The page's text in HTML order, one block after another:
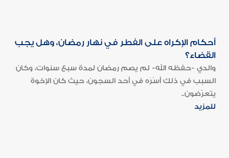
أحكام الإكراه على الفطر في نهار رمضان، وهل يجب
القضاء؟
والدي -حفظه الله- لم يصم رمضان لمدة سبع سنوات، وكان
السبب في ذلك أَسْرَه في أحد السجون، حيث كان الإخوة
يتعرّضون..
للمزيد